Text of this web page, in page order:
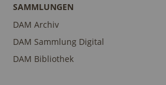
SAMMLUNGEN
DAM Archiv
DAM Sammlung Digital
DAM Bibliothek